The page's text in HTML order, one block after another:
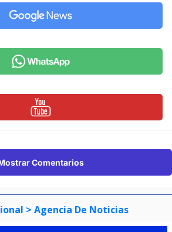
Comentarios
> Agencia De Noticias